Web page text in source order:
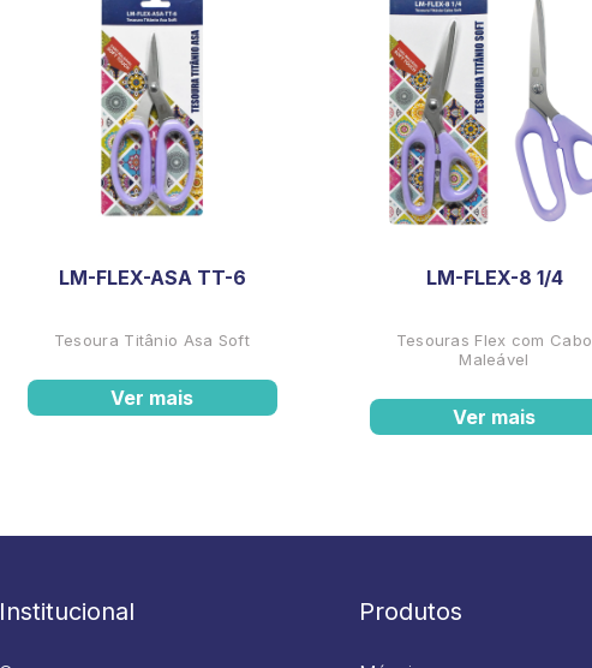
LM-FLEX-ASA TT-6
Tesoura Titânio Asa Soft
Ver mais
LM-FLEX-8 1/4
Tesouras Flex com Cabo
Maleável
Ver mais
Institucional Produtos